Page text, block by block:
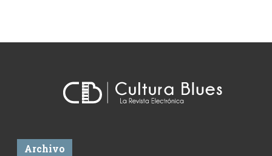
Archivo